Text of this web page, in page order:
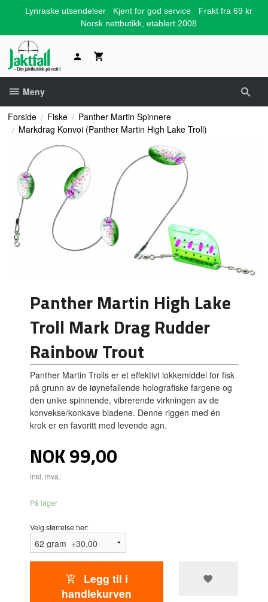
Lynraske utsendelser Kjent for god service
Frakt fra 69 kr
Norsk nettbutikk, etablert 2008
Meny
Forside Fiske
Panther Martin Spinnere
Markdrag Konvoi (Panther Martin High Lake Troll)
Panther Martin High Lake
Troll Mark Drag Rudder
Rainbow Trout
Panther Martin Trolls er et effektivt lokkemiddel for fisk
på grunn av de iøynefallende holografiske fargene og
den unike spinnende, vibrerende virkningen av de
konvekse/konkave bladene. Denne riggen med én
krok er en favoritt med levende agn.
Pris
NOK99,00
inkl. mva.
På lager
Velg størrelse her:
Legg til i
handlekurven